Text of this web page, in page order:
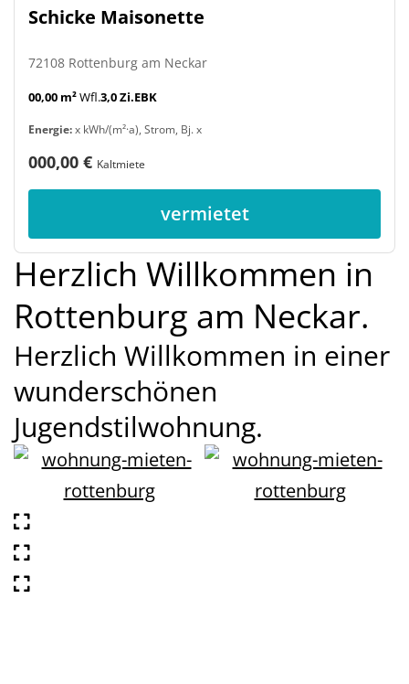
Schicke Maisonette
72108 Rottenburg am Neckar
00,00 m²Wfl.3,0 Zi.EBK
Energie:x kWh/(m²·a), Strom, Bj. x
000,00 € Kaltmiete
vermietet
Herzlich Willkommen in
Rottenburg am Neckar.
Herzlich Willkommen in einer
wunderschönen
Jugendstilwohnung.